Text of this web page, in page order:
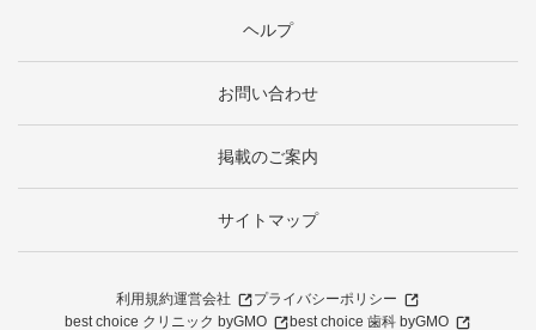
ヘルプ
お問い合わせ
掲載のご案内
サイトマップ
利用規約運営会社
プライバシーポリシー
best choice クリニック byGMO
best choice 歯科 byGMO